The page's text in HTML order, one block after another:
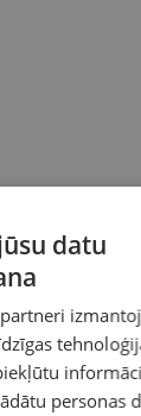
datu
personas